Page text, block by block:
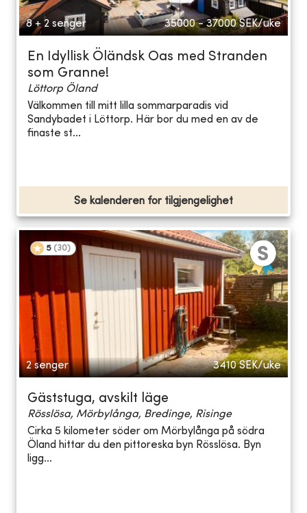
8 + 2 senger 35000 - 37000 SEK/uke
En Idyllisk Öländsk Oas med Stranden
som Granne!
Löttorp Öland
Välkommen till mitt lilla sommarparadis vid
Sandybadet i Löttorp. Här bor du med en av de
finaste st...
Se kalenderen for tilgjengelighet
5 (30)
2 senger 3410 SEK/uke
Gäststuga, avskilt läge
Rösslösa, Mörbylånga, Bredinge, Risinge
Cirka 5 kilometer söder om Mörbylånga på södra
Öland hittar du den pittoreska byn Rösslösa. Byn
ligg...